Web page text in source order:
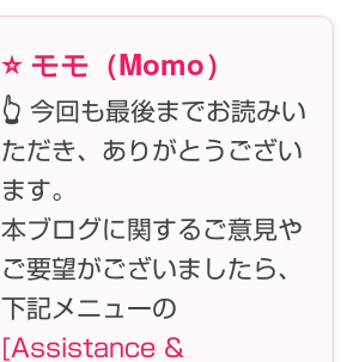
⭐ モモ（Momo）
👆 今回も最後までお読みい
ただき、ありがとうござい
ます。
本ブログに関するご意見や
ご要望がございましたら、
下記メニューの
[Assistance &